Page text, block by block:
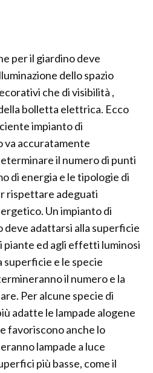
per il giardino deve
dello spazio
che di visibilità ,
bolletta elettrica. Ecco
impianto di
va accuratamente
il numero di punti
di energia e le tipologie di
rispettare adeguati
Un impianto di
deve adattarsi alla superficie
piante ed agli effetti luminosi
superficie e le specie
il numero e la
Per alcune specie di
adatte le lampade alogene
favoriscono anche lo
lampade a luce
più basse, come il